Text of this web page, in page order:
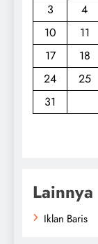
3
4
10
11
17
18
24
25
31
Lainnya
Iklan Baris